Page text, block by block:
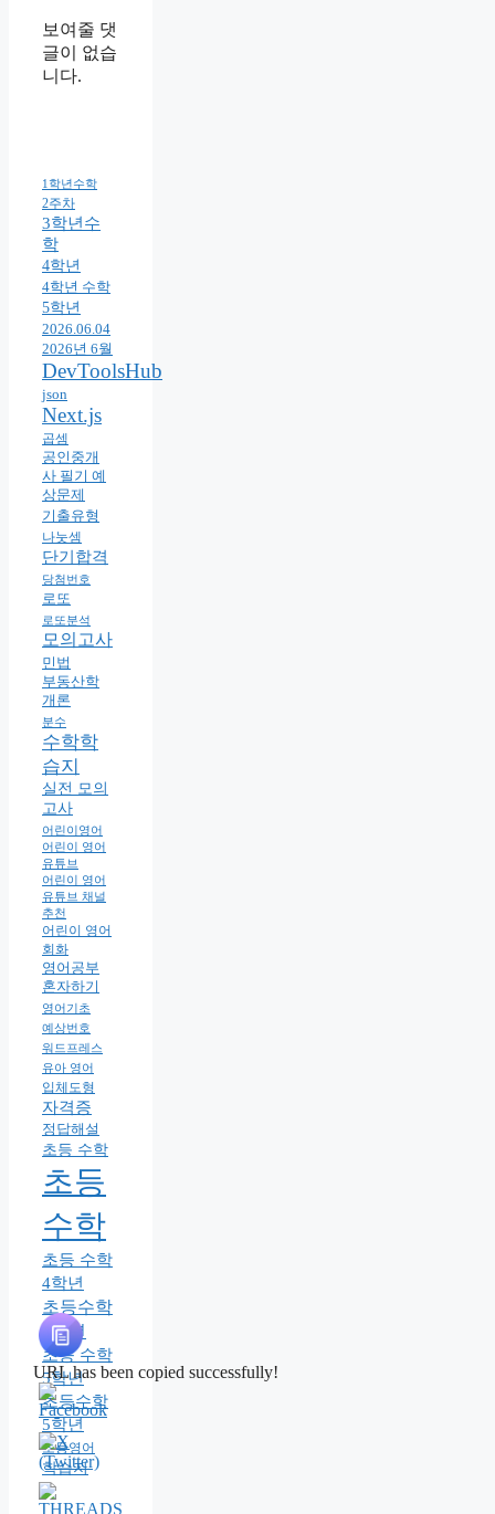
보여줄 댓
글이 없습
니다.
1학년수학
2주차
3학년수
학
4학년
4학년 수학
5학년
2026.06.04
2026년 6월
DevToolsHub
json
Next.js
곱셈
공인중개
사 필기 예
상문제
기출유형
나눗셈
단기합격
당첨번호
로또
로또분석
모의고사
민법
부동산학
개론
분수
수학학
습지
실전 모의
고사
어린이영어
어린이 영어
유튜브
어린이 영어
유튜브 채널
추천
어린이 영어
회화
영어공부
혼자하기
영어기초
예상번호
워드프레스
유아 영어
입체도형
자격증
정답해설
초등 수학
초등
수학
초등 수학
4학년
초등수학
4학년
초등 수학
5학년
초등수학
5학년
초등영어
학습지
URL has been copied successfully!